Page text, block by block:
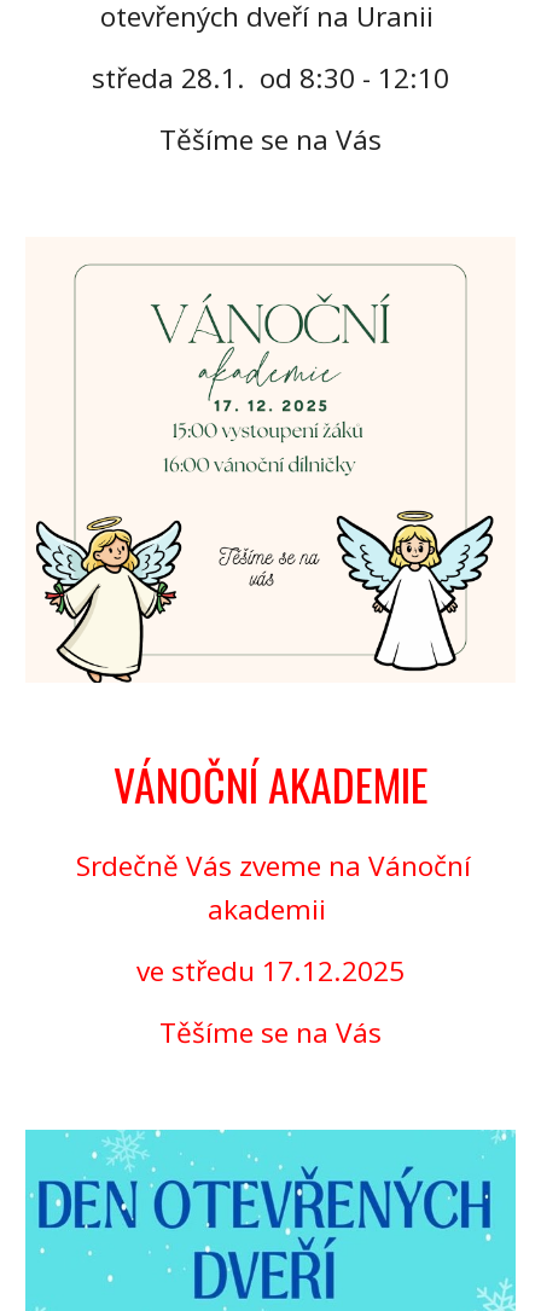
otevřených dveří na Uranii
středa 28.1. od 8:30 - 12:10
Těšíme se na Vás
VÁNOČNÍ AKADEMIE
Srdečně Vás zveme na Vánoční
akademii
ve středu 17.12.2025
Těšíme se na Vás